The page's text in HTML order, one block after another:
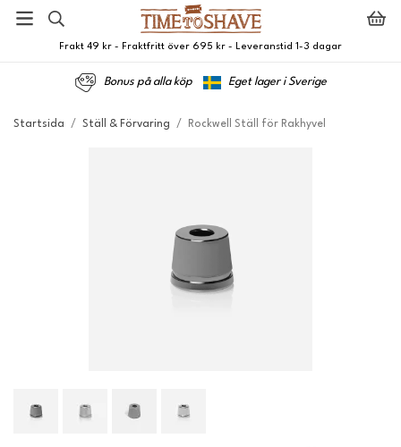
Frakt 49 kr - Fraktfritt över 695 kr - Leveranstid 1-3 dagar
Bonus på alla köp Eget lager i Sverige
Startsida / Ställ & Förvaring / Rockwell Ställ för Rakhyvel